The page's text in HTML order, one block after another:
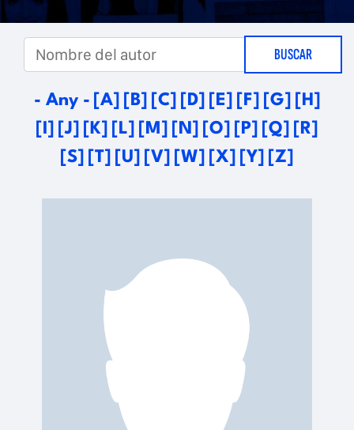
d
- Any - [A] [B] [C] [D] [E] [F] [G] [H]
[I] [J] [K] [L] [M] [N] [O] [P] [Q] [R]
[S] [T] [U] [V] [W] [X] [Y] [Z]